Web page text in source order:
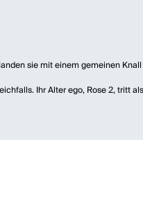
sie mit einem gemeinen
Ihr Alter ego, Rose 2, tritt
kämpfen, ach, in jeder Brust.
zum Herrn über seine
arrangieren. Zum Finale
Denn der Showdown der vier